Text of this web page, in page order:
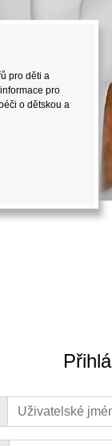
pro děti a
pro
o dětskou a